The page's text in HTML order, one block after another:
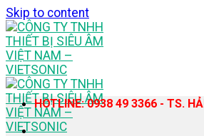
Skip to content
HOTLINE: 0938 49 3366 - TS. HẢI